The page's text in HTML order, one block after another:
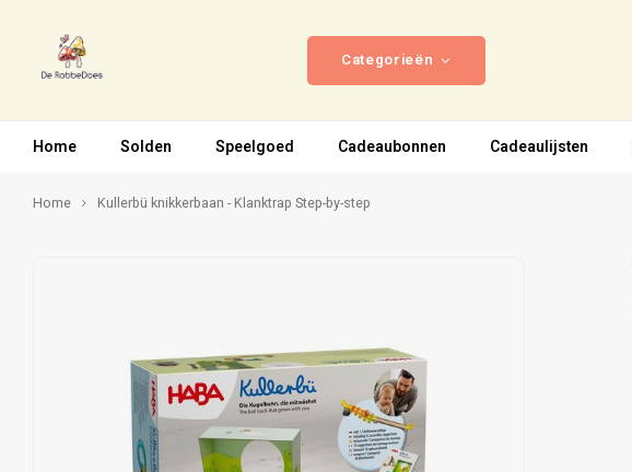
Categorieën
Home Solden Speelgoed Cadeaubonnen Cadeaulijsten
Home Kullerbü knikkerbaan - Klanktrap Step-by-step